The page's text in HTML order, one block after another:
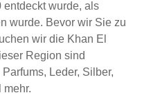
wurde, als
wurde. Bevor wir Sie zu
wir die Khan El
Region sind
Leder, Silber,
mehr.